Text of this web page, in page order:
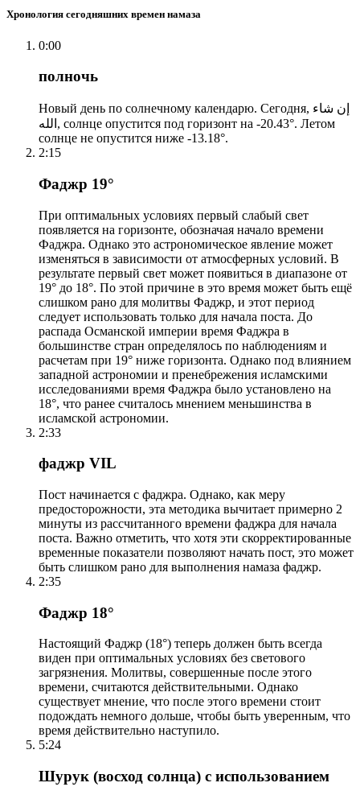
Хронология сегодняшних времен намаза
0:00
полночь
Новый день по солнечному календарю. Сегодня, إن شاء
الله, солнце опустится под горизонт на -20.43°. Летом
солнце не опустится ниже -13.18°.
2:15
Фаджр 19°
При оптимальных условиях первый слабый свет
появляется на горизонте, обозначая начало времени
Фаджра. Однако это астрономическое явление может
изменяться в зависимости от атмосферных условий. В
результате первый свет может появиться в диапазоне от
19° до 18°. По этой причине в это время может быть ещё
слишком рано для молитвы Фаджр, и этот период
следует использовать только для начала поста. До
распада Османской империи время Фаджра в
большинстве стран определялось по наблюдениям и
расчетам при 19° ниже горизонта. Однако под влиянием
западной астрономии и пренебрежения исламскими
исследованиями время Фаджра было установлено на
18°, что ранее считалось мнением меньшинства в
исламской астрономии.
2:33
фаджр VIL
Пост начинается с фаджра. Однако, как меру
предосторожности, эта методика вычитает примерно 2
минуты из рассчитанного времени фаджра для начала
поста. Важно отметить, что хотя эти скорректированные
временные показатели позволяют начать пост, это может
быть слишком рано для выполнения намаза фаджр.
2:35
Фаджр 18°
Настоящий Фаджр (18°) теперь должен быть всегда
виден при оптимальных условиях без светового
загрязнения. Молитвы, совершенные после этого
времени, считаются действительными. Однако
существует мнение, что после этого времени стоит
подождать немного дольше, чтобы быть уверенным, что
время действительно наступило.
5:24
Шурук (восход солнца) с использованием